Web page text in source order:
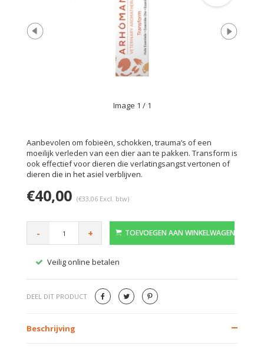
Image 1 / 1
Aanbevolen om fobieën, schokken, trauma’s of een
moeilijk verleden van een dier aan te pakken. Transform is
ook effectief voor dieren die verlatingsangst vertonen of
dieren die in het asiel verblijven.
€40,00 (€33,06 Excl. btw)
- + TOEVOEGEN AAN WINKELWAGEN
Veilig online betalen
DEEL DIT PRODUCT
Beschrijving